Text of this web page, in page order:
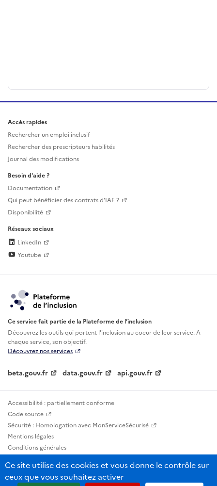
Accès rapides
Rechercher un emploi inclusif
Rechercher des prescripteurs habilités
Journal des modifications
Besoin d'aide ?
Documentation
Qui peut bénéficier des contrats d'IAE ?
Disponibilité
Réseaux sociaux
LinkedIn
Youtube
Ce service fait partie de la Plateforme de l’inclusion
Découvrez les outils qui portent l'inclusion aucoeur de leur service. A
chaque service, son objectif.
Découvrez nos services
beta.gouv.fr data.gouv.fr api.gouv.fr
Accessibilité : partiellement conforme
Code source
Sécurité : Homologation avec MonServiceSécurisé
Mentions légales
Conditions générales
Statistiques, lexiques et indicateurs
Sauf mention contraire, tous les contenus de ce site sont sous licence
Ce site utilise des cookies et vous donne le contrôle sur
ceux que vous souhaitez activer